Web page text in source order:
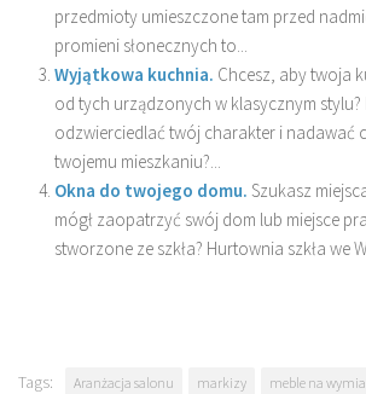
przedmioty umieszczone tam przed
promieni słonecznych to...
Wyjątkowa kuchnia. Chcesz, aby twoja
od tych urządzonych w klasycznym
odzwierciedlać twój charakter i nadawać
twojemu mieszkaniu?...
Okna do twojego domu. Szukasz
mógł zaopatrzyć swój dom lub miejsce
stworzone ze szkła? Hurtownia szkła we
Tags: Aranżacja salonu markizy
meble na